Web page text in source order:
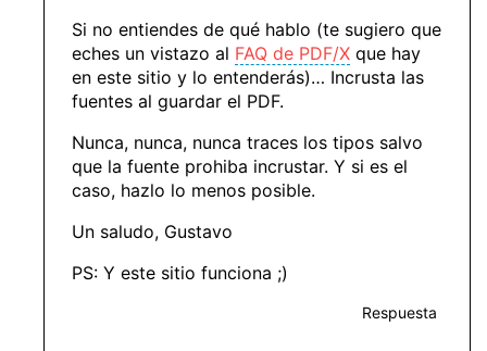
Si no entiendes de qué hablo (te sugiero que
eches un vistazo al FAQ de PDF/X que hay
en este sitio y lo entenderás)… Incrusta las
fuentes al guardar el PDF.
Nunca, nunca, nunca traces los tipos salvo
que la fuente prohiba incrustar. Y si es el
caso, hazlo lo menos posible.
Un saludo, Gustavo
PS: Y este sitio funciona ;)
Respuesta